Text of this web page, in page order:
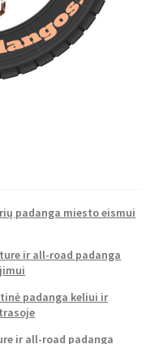
padanga miesto eismui
ir all-road padanga
padanga keliui ir
ir all-road padanga